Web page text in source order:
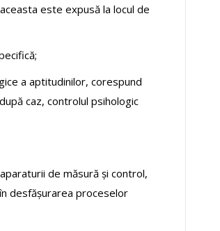
este expusă la locul de
a aptitudinilor, corespund
caz, controlul psihologic
de măsură și control,
desfășurarea proceselor